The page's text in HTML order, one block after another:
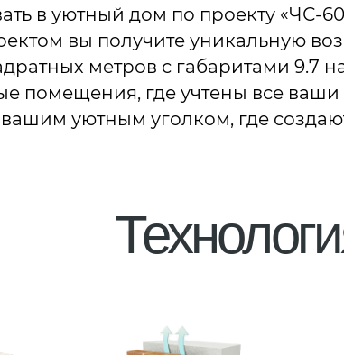
в уютный дом по проекту «ЧС-
вы получите уникальную
метров с габаритами 9.7
помещения, где учтены все ваши
уютным уголком, где